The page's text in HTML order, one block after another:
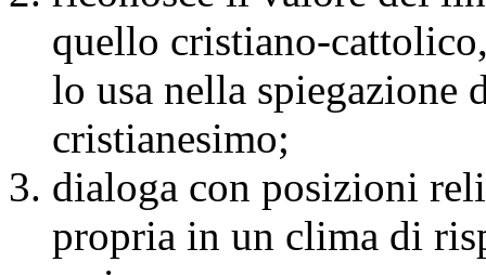
quello cristiano-
lo usa nella spiegazione
cristianesimo;
dialoga con posizioni
propria in un clima di